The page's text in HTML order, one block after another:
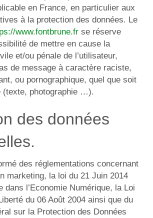
en France, en particulier aux
à la protection des données. Le
www.fontbrune.fr se réserve
de mettre en cause la
et/ou pénale de l’utilisateur,
de message à caractère raciste,
ou pornographique, quel que soit
(texte, photographie …).
des données
des réglementations concernant
marketing, la loi du 21 Juin 2014
dans l’Economie Numérique, la Loi
du 06 Août 2004 ainsi que du
sur la Protection des Données